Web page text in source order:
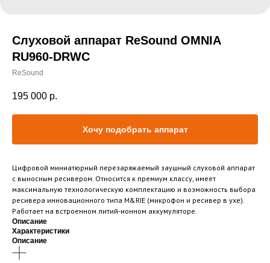
Слуховой аппарат ReSound OMNIA
RU960-DRWC
ReSound
195 000 р.
Хочу подобрать аппарат
Цифровой миниатюрный перезаряжаемый заушный слуховой аппарат
с выносным ресивером. Относится к премиум классу, имеет
максимальную технологическую комплектацию и возможность выбора
ресивера инновационного типа M&RIE (микрофон и ресивер в ухе).
Работает на встроенном литий-ионном аккумуляторе.
Описание
Характеристики
Описание